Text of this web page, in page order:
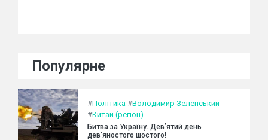
Популярне
#Політика #Володимир Зеленський
#Китай (регіон)
Битва за Україну. Дев’ятий день
дев’яностого шостого!